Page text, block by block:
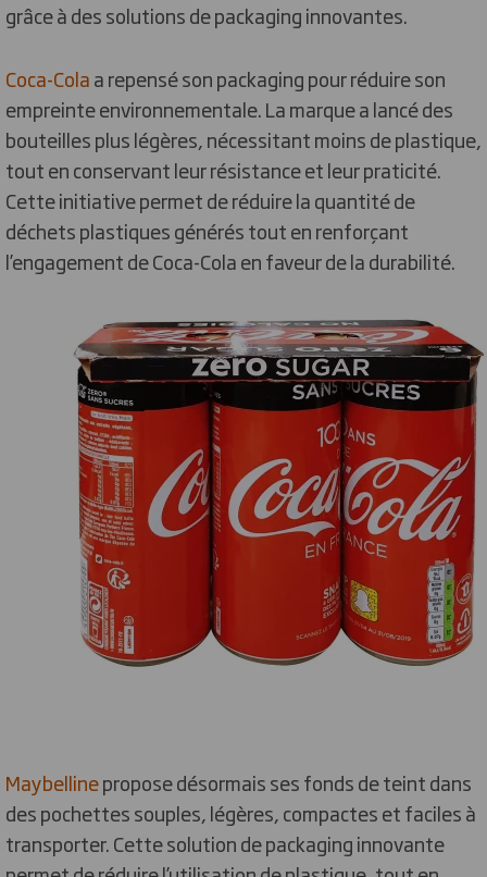
grâce à des solutions de packaging innovantes.
Coca-Colaa repensé son packaging pour réduire son
empreinte environnementale. La marque a lancé des
bouteilles plus légères, nécessitant moins de plastique,
tout en conservant leur résistance et leur praticité.
Cette initiative permet de réduire la quantité de
déchets plastiques générés tout en renforçant
l’engagement de Coca-Cola en faveur de la durabilité.
Maybellinepropose désormais ses fonds de teint dans
des pochettes souples, légères, compactes et faciles à
transporter. Cette solution de packaging innovante